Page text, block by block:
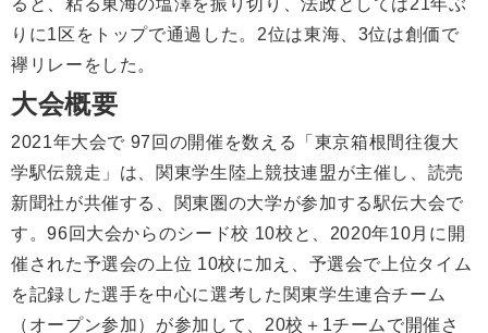
ると、粘る東海の塩澤を振り切り、法政としては21年ぶ
りに1区をトップで通過した。2位は東海、3位は創価で
襷リレーをした。
大会概要
2021年大会で 97回の開催を数える「東京箱根間往復大
学駅伝競走」は、関東学生陸上競技連盟が主催し、読売
新聞社が共催する、関東圏の大学が参加する駅伝大会で
す。96回大会からのシード校 10校と、2020年10月に開
催された予選会の上位 10校に加え、予選会で上位タイム
を記録した選手を中心に選考した関東学生連合チーム
（オープン参加）が参加して、20校＋1チームで開催さ